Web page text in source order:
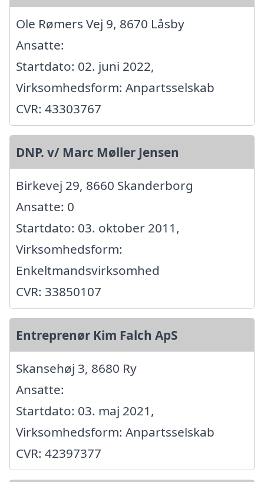
Ole Rømers Vej 9, 8670 Låsby
Ansatte:
Startdato: 02. juni 2022,
Virksomhedsform: Anpartsselskab
CVR: 43303767
DNP. v/ Marc Møller Jensen
Birkevej 29, 8660 Skanderborg
Ansatte: 0
Startdato: 03. oktober 2011,
Virksomhedsform:
Enkeltmandsvirksomhed
CVR: 33850107
Entreprenør Kim Falch ApS
Skansehøj 3, 8680 Ry
Ansatte:
Startdato: 03. maj 2021,
Virksomhedsform: Anpartsselskab
CVR: 42397377